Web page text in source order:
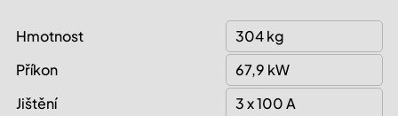
Hmotnost
304 kg
Příkon
67,9 kW
Jištění
3 x 100 A